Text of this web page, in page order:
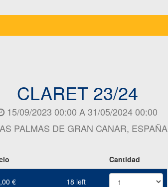
CLARET 23/24
15/09/2023 00:00 A31/05/2024 00:00
PALMAS DE GRAN CANAR, ESPAÑA
Cantidad
€ 18 left